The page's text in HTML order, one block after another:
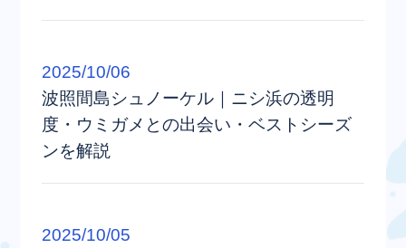
2025/10/06
波照間島シュノーケル｜ニシ浜の透明
度・ウミガメとの出会い・ベストシーズ
ンを解説
2025/10/05